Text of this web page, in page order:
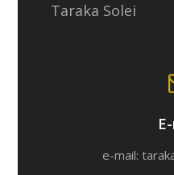
Taraka Solei
e-mail: